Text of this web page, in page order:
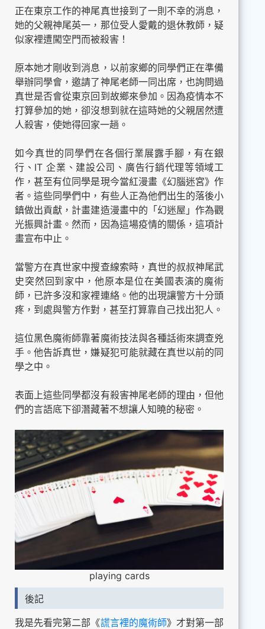
正在東京工作的神尾真世接到了一則不幸的消息，
她的父親神尾英一，那位受人愛戴的退休教師，疑
似家裡遭闖空門而被殺害！
原本她才剛收到消息，以前家鄉的同學們正在準備
舉辦同學會，邀請了神尾老師一同出席，也詢問過
真世是否會從東京回到故鄉來參加。因為疫情本不
打算參加的她，卻沒想到就在這時她的父親居然遭
人殺害，使她得回家一趟。
如今真世的同學們在各個行業展露手腳，有在銀
行、IT 企業、建設公司、廣告行銷代理等領域工
作，甚至有位同學是現今當紅漫畫《幻腦迷宮》作
者。這些同學們中，有些人正為他們出生的落後小
鎮做出貢獻，計畫建造漫畫中的「幻迷屋」作為觀
光振興計畫。然而，因為這場疫情的關係，這項計
畫宣布中止。
當警方在真世家中搜查線索時，真世的叔叔神尾武
史突然回到家中，他原本是位在美國表演的魔術
師，已許多沒和家裡連絡。他的出現讓警方十分頭
疼，到處與警方作對，甚至打算靠自己找出犯人。
這位黑色魔術師靠著魔術技法與各種話術來調查兇
手。他告訴真世，嫌疑犯可能就藏在真世以前的同
學之中。
表面上這些同學都沒有殺害神尾老師的理由，但他
們的言語底下卻潛藏著不想讓人知曉的秘密。
playing cards
後記
我是先看完第二部《謊言裡的魔術師》才對第一部